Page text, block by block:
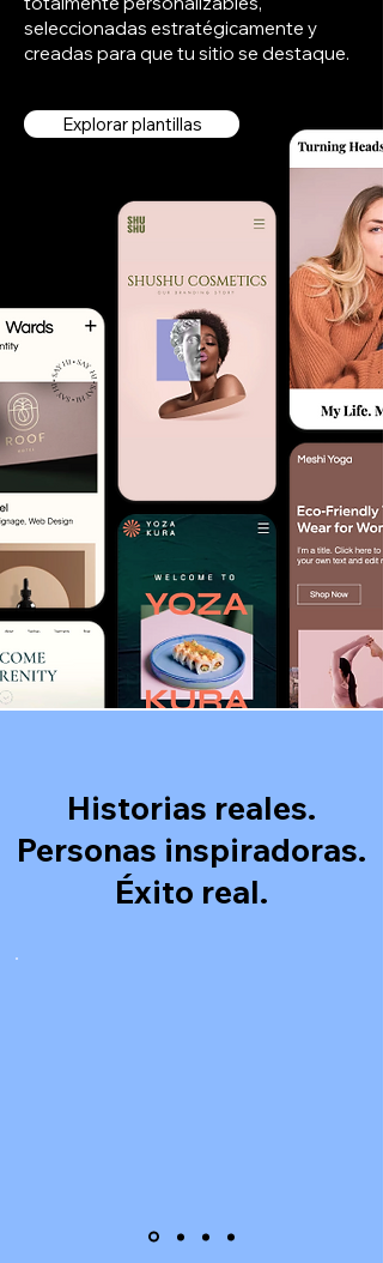
seleccionadas estratégicamente y
creadas para que tu sitio se destaque.
Explorar plantillas
Historias reales.
Personas inspiradoras.
Éxito real.